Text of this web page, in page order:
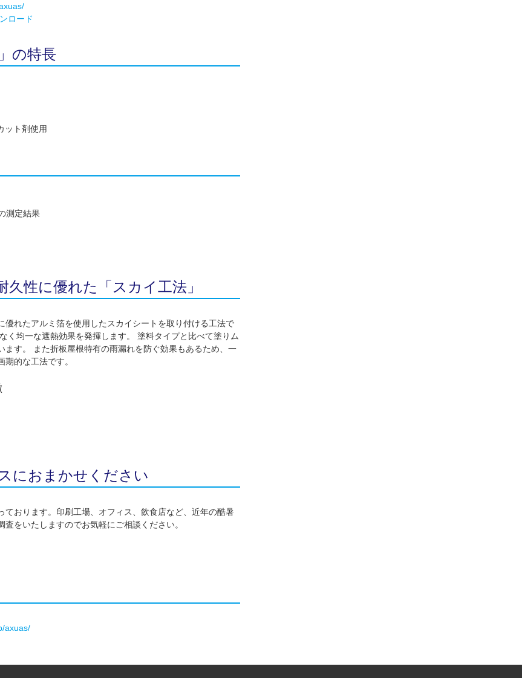
ロード
の特長
ット剤使用
測定結果
性に優れた「スカイ工法」
優れたアルミ箔を使用したスカイシートを取り付ける工法で
く均一な遮熱効果を発揮します。 塗料タイプと比べて塗りム
す。 また折板屋根特有の雨漏れを防ぐ効果もあるため、一
的な工法です。
におまかせください
おります。印刷工場、オフィス、飲食店など、近年の酷暑
をいたしますのでお気軽にご相談ください。
axuas/